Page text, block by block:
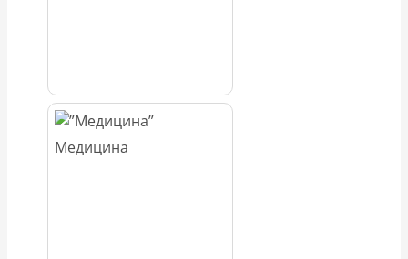
Медицина